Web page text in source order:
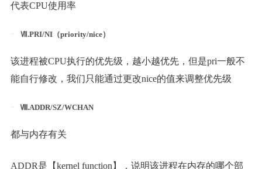
代表CPU使用率
Ⅶ.PRI/NI（priority/nice）
该进程被CPU执行的优先级，越小越优先，但是pri一般不
能自行修改，我们只能通过更改nice的值来调整优先级
Ⅷ.ADDR/SZ/WCHAN
都与内存有关
ADDR是【kernel function】，说明该进程在内存的哪个部